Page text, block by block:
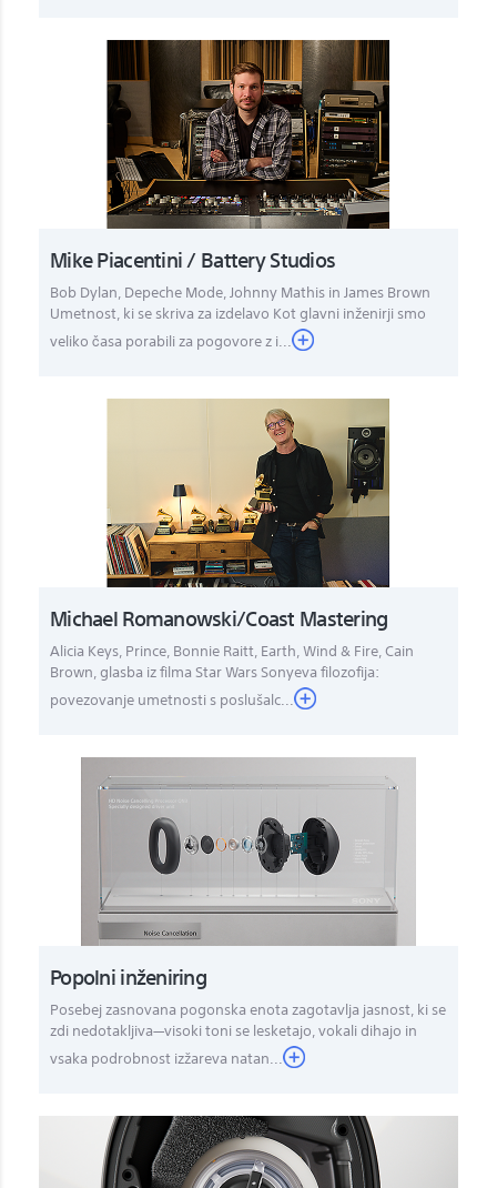
Mike Piacentini / Battery Studios
Bob Dylan, Depeche Mode, Johnny Mathis in James Brown
Umetnost, ki se skriva za izdelavo Kot glavni inženirji smo
veliko časa porabili za pogovore z i...
Michael Romanowski/Coast Mastering
Alicia Keys, Prince, Bonnie Raitt, Earth, Wind & Fire, Cain
Brown, glasba iz filma Star Wars Sonyeva filozofija:
povezovanje umetnosti s poslušalc...
Popolni inženiring
Posebej zasnovana pogonska enota zagotavlja jasnost, ki se
zdi nedotakljiva—visoki toni se lesketajo, vokali dihajo in
vsaka podrobnost izžareva natan...